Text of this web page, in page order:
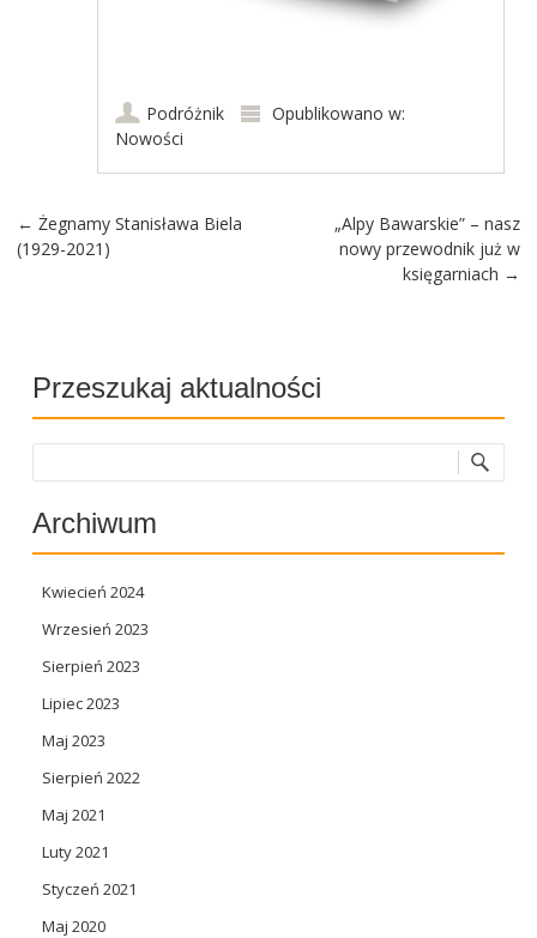
Podróżnik
Opublikowano w:
Nowości
Post navigation
← Żegnamy Stanisława Biela
(1929-2021)
„Alpy Bawarskie” – nasz
nowy przewodnik już w
księgarniach →
Przeszukaj aktualności
Archiwum
Kwiecień 2024
Wrzesień 2023
Sierpień 2023
Lipiec 2023
Maj 2023
Sierpień 2022
Maj 2021
Luty 2021
Styczeń 2021
Maj 2020